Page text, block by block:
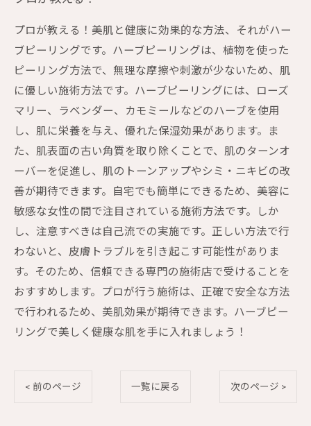
プロが教える！美肌と健康に効果的な方法、それがハー
ブピーリングです。ハーブピーリングは、植物を使った
ピーリング方法で、無理な摩擦や刺激が少ないため、肌
に優しい施術方法です。ハーブピーリングには、ローズ
マリー、ラベンダー、カモミールなどのハーブを使用
し、肌に栄養を与え、優れた保湿効果があります。ま
た、肌表面の古い角質を取り除くことで、肌のターンオ
ーバーを促進し、肌のトーンアップやシミ・ニキビの改
善が期待できます。自宅でも簡単にできるため、美容に
敏感な女性の間で注目されている施術方法です。しか
し、注意すべきは自己流での実施です。正しい方法で行
わないと、皮膚トラブルを引き起こす可能性がありま
す。そのため、信頼できる専門の施術店で受けることを
おすすめします。プロが行う施術は、正確で安全な方法
で行われるため、美肌効果が期待できます。ハーブピー
リングで美しく健康な肌を手に入れましょう！
< 前のページ 一覧に戻る 次のページ >